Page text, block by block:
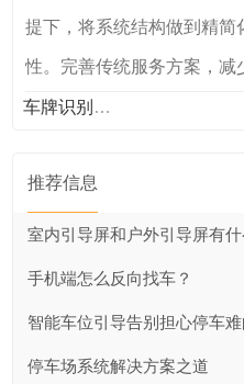
提下，将系统结构做到精
性。完善传统服务方案，减
车牌识别技术在车位引导上起到什么作用？
推荐信息
室内引导屏和户外引导屏有什
手机端怎么反向找车？
智能车位引导告别担心停车
停车场系统解决方案之道